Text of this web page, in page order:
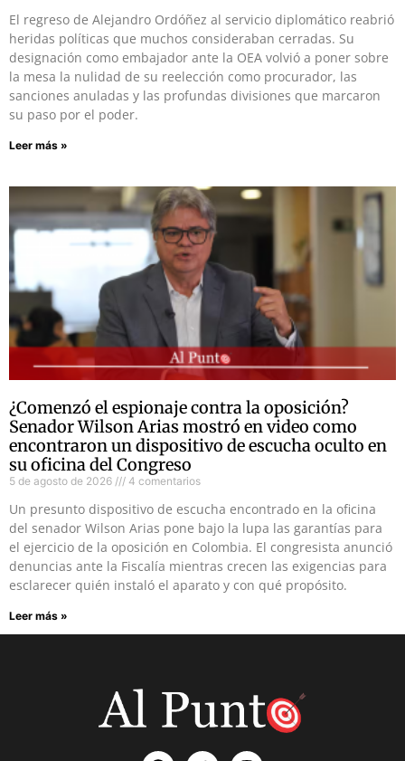
El regreso de Alejandro Ordóñez al servicio diplomático reabrió
heridas políticas que muchos consideraban cerradas. Su
designación como embajador ante la OEA volvió a poner sobre
la mesa la nulidad de su reelección como procurador, las
sanciones anuladas y las profundas divisiones que marcaron
su paso por el poder.
Leer más »
¿Comenzó el espionaje contra la oposición?
Senador Wilson Arias mostró en video como
encontraron un dispositivo de escucha oculto en
su oficina del Congreso
5 de agosto de 2026 4 comentarios
Un presunto dispositivo de escucha encontrado en la oficina
del senador Wilson Arias pone bajo la lupa las garantías para
el ejercicio de la oposición en Colombia. El congresista anunció
denuncias ante la Fiscalía mientras crecen las exigencias para
esclarecer quién instaló el aparato y con qué propósito.
Leer más »